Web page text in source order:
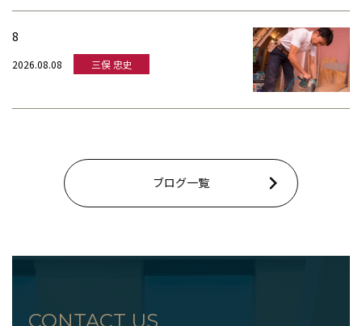
8
2026.08.08 三俣 忠史
ブログ一覧
CONTACT US